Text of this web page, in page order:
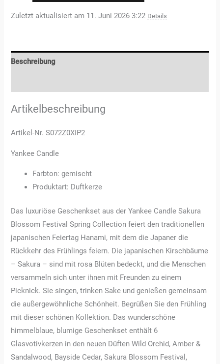
Zuletzt aktualisiert am 11. Juni 2026 3:22 Details
Beschreibung
Artikelbeschreibung
Artikel-Nr. S072Z0XIP2
Yankee Candle
Farbton: gemischt
Produktart: Duftkerze
Das luxuriöse Geschenkset aus der Yankee Candle Sakura
Blossom Festival Spring Collection feiert den traditionellen
japanischen Feiertag Hanami, mit dem die Japaner die
Rückkehr des Frühlings feiern. Die japanischen Kirschbäume
– Sakura – sind mit rosa Blüten bedeckt, und die Menschen
versammeln sich unter ihnen mit Freunden zu einem
Picknick. Sie singen, trinken Sake und genießen gemeinsam
die außergewöhnliche Schönheit. Begrüßen Sie den Frühling
mit dieser schönen Kollektion. Das wunderschöne
himmelblaue, blumige Geschenkset enthält 6
Glasvotivkerzen in den neuen Düften Wild Orchid, Amber &
Sandalwood, Bayside Cedar, Sakura Blossom Festival,